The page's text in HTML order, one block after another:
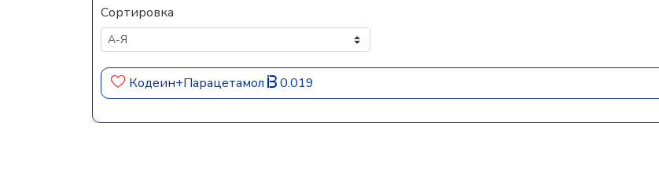
Сортировка
Кодеин+Парацетамол 0.019